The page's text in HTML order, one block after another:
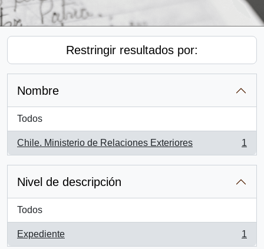
Restringir resultados por:
Nombre
Todos
Chile. Ministerio de Relaciones Exteriores
, 1 resultados
1
Nivel de descripción
Todos
Expediente
, 1 resultados
1